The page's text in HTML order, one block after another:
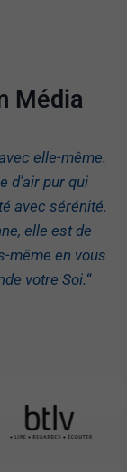
Média
elle-même.
d’air pur qui
avec sérénité.
elle est de
même en vous
votre Soi.“